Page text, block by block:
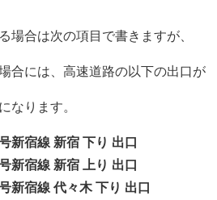
場合は次の項目で書きますが、
合には、高速道路の以下の出口が
なります。
新宿線 新宿 下り 出口
新宿線 新宿 上り 出口
新宿線 代々木 下り 出口